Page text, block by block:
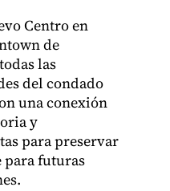
Centro en
de
las
del condado
una conexión
y
para preservar
para futuras